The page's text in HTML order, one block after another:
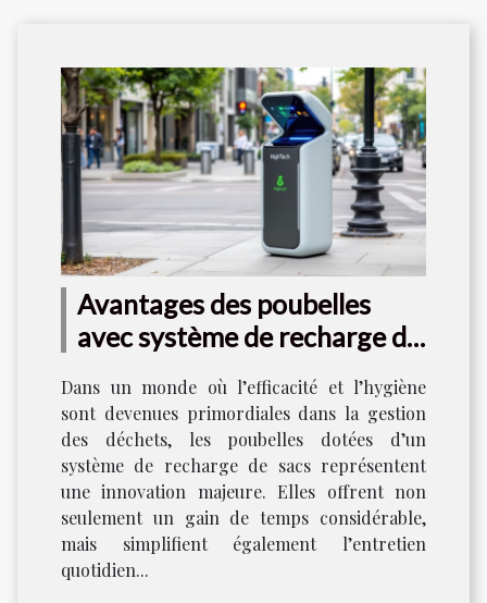
Avantages des poubelles
avec système de recharge de
Dans un monde où l’efficacité et l’hygiène
sont devenues primordiales dans la gestion
des déchets, les poubelles dotées d’un
système de recharge de sacs représentent
une innovation majeure. Elles offrent non
seulement un gain de temps considérable,
mais simplifient également l’entretien
quotidien...